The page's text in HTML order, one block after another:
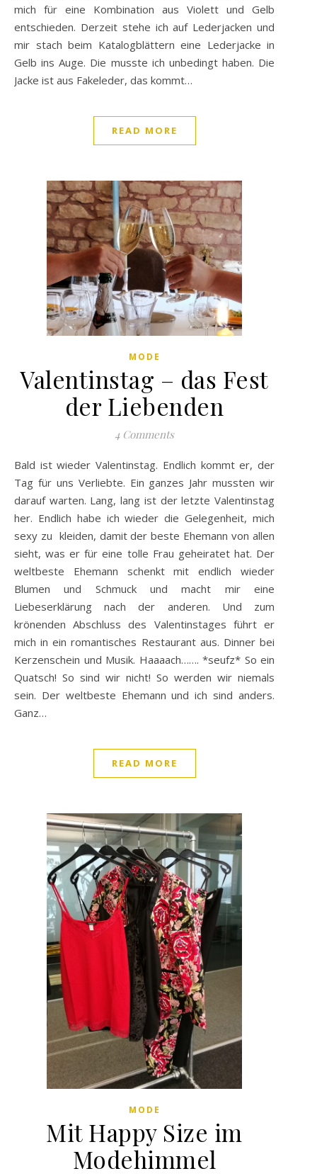
mich für eine Kombination aus Violett und Gelb
entschieden. Derzeit stehe ich auf Lederjacken und
mir stach beim Katalogblättern eine Lederjacke in
Gelb ins Auge. Die musste ich unbedingt haben. Die
Jacke ist aus Fakeleder, das kommt…
READ MORE
MODE
Valentinstag – das Fest
der Liebenden
4 Comments
Bald ist wieder Valentinstag. Endlich kommt er, der
Tag für uns Verliebte. Ein ganzes Jahr mussten wir
darauf warten. Lang, lang ist der letzte Valentinstag
her. Endlich habe ich wieder die Gelegenheit, mich
sexy zu kleiden, damit der beste Ehemann von allen
sieht, was er für eine tolle Frau geheiratet hat. Der
weltbeste Ehemann schenkt mit endlich wieder
Blumen und Schmuck und macht mir eine
Liebeserklärung nach der anderen. Und zum
krönenden Abschluss des Valentinstages führt er
mich in ein romantisches Restaurant aus. Dinner bei
Kerzenschein und Musik. Haaaach……. *seufz* So ein
Quatsch! So sind wir nicht! So werden wir niemals
sein. Der weltbeste Ehemann und ich sind anders.
Ganz…
READ MORE
MODE
Mit Happy Size im
Modehimmel